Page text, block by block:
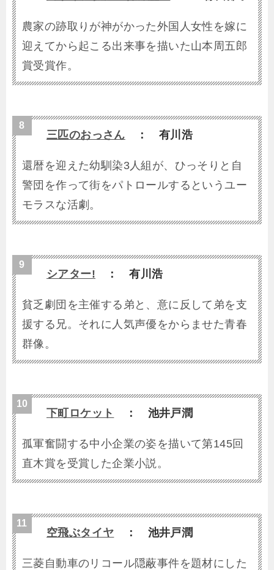
農家の跡取りが神がかった外国人女性を嫁に
迎えてから起こる出来事を描いた山本周五郎
賞受賞作。
三匹のおっさん ： 有川浩
還暦を迎えた幼馴染3人組が、ひっそりと自
警団を作って街をパトロールするというユー
モラスな活劇。
シアター! ： 有川浩
貧乏劇団を主催する弟と、意に反して弟を支
援する兄。それに人気声優をからませた青春
群像。
下町ロケット ： 池井戸潤
孤軍奮闘する中小企業の姿を描いて第145回
直木賞を受賞した企業小説。
空飛ぶタイヤ ： 池井戸潤
三菱自動車のリコール隠蔽事件を題材にした